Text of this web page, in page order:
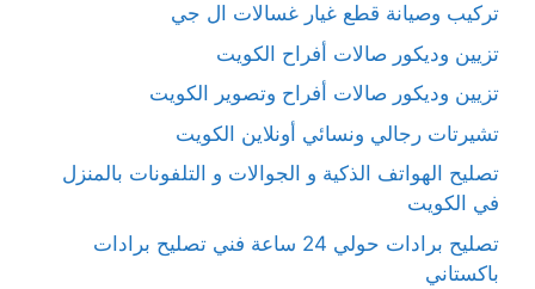
تركيب وصيانة قطع غيار غسالات ال جي
تزيين وديكور صالات أفراح الكويت
تزيين وديكور صالات أفراح وتصوير الكويت
تشيرتات رجالي ونسائي أونلاين الكويت
تصليح الهواتف الذكية و الجوالات و التلفونات بالمنزل
في الكويت
تصليح برادات حولي 24 ساعة فني تصليح برادات
باكستاني